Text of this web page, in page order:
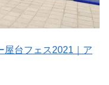
屋台フェス2021｜ア